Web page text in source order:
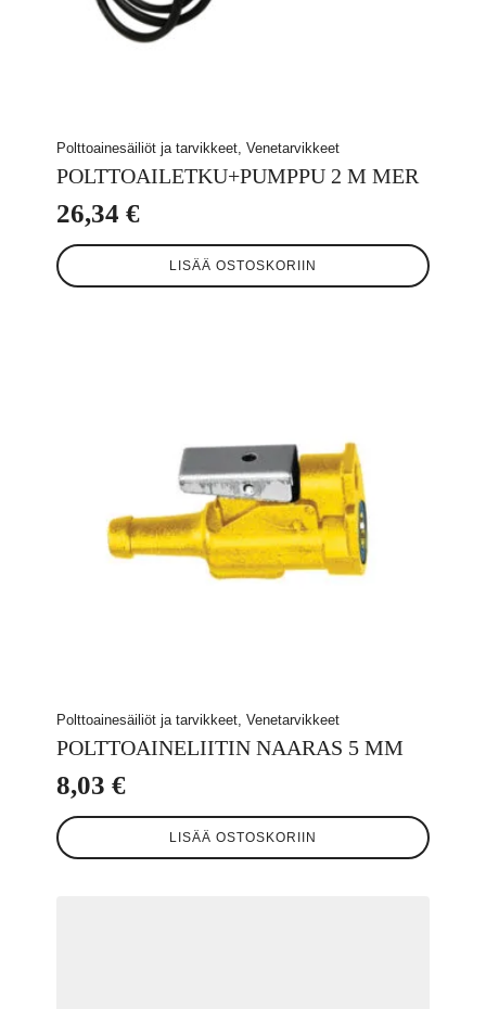
Polttoainesäiliöt ja tarvikkeet, Venetarvikkeet
POLTTOAILETKU+PUMPPU 2 M MER
26,34 €
LISÄÄ OSTOSKORIIN
Polttoainesäiliöt ja tarvikkeet, Venetarvikkeet
POLTTOAINELIITIN NAARAS 5 MM
8,03 €
LISÄÄ OSTOSKORIIN